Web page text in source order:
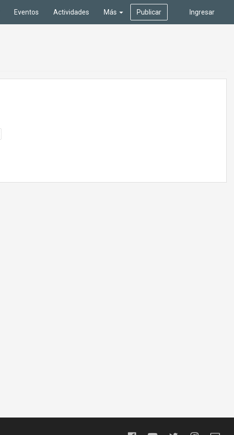
Ingresar
Eventos Actividades Más Publicar